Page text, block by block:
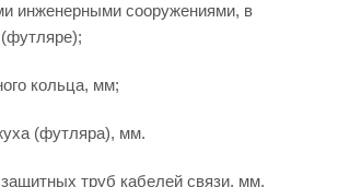
инженерными сооружениями, в
кольца, мм;
(футляра), мм.
труб кабелей связи, мм.